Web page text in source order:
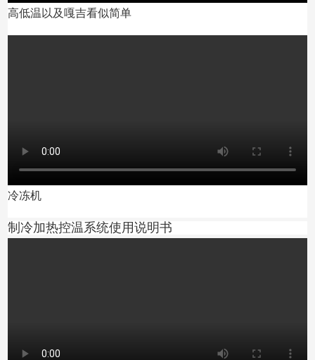
高低温以及嘎吉看似简单
冷冻机
制冷加热控温系统使用说明书